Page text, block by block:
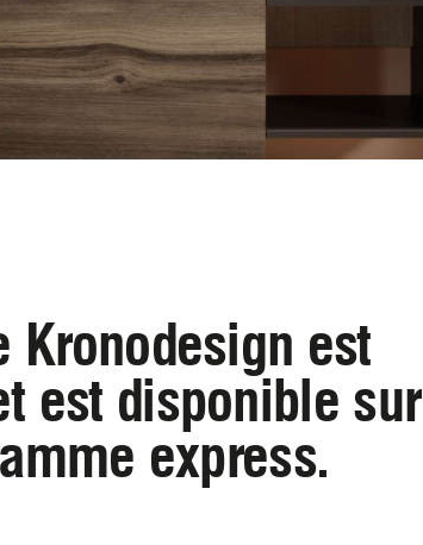
est
est disponible sur
express.